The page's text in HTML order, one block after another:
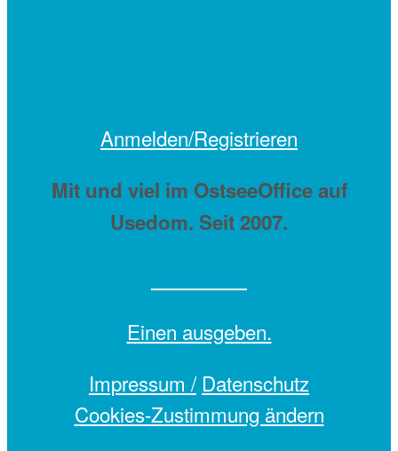
Anmelden/Registrieren
Mit und viel im OstseeOffice auf
Usedom. Seit 2007.
Einen ausgeben.
Impressum / Datenschutz
Cookies-Zustimmung ändern